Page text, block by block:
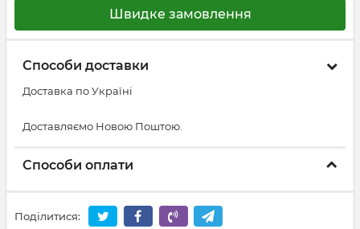
Швидке замовлення
Способи доставки
Доставка по Україні
Доставляємо Новою Поштою.
Способи оплати
Поділитися: